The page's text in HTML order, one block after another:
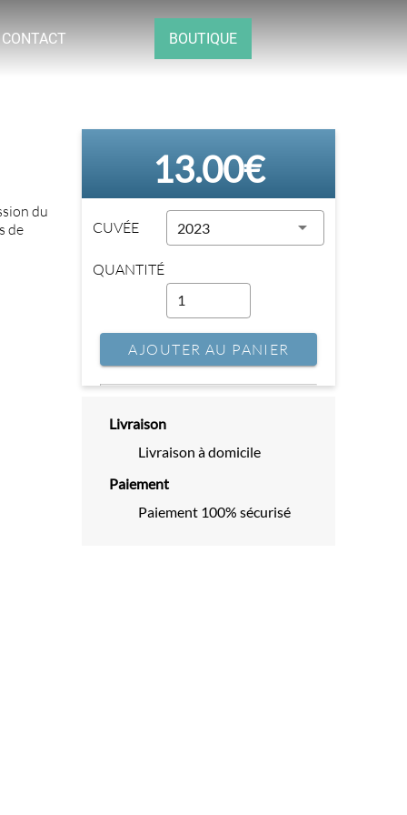
CONTACT BOUTIQUE
du
de
13.00€
CUVÉE 2023
QUANTITÉ
AJOUTER AU PANIER
Livraison
Livraison à domicile
Paiement
Paiement 100% sécurisé